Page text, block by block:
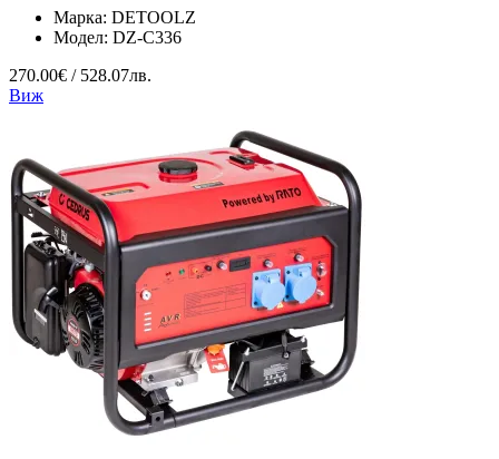
Марка: DETOOLZ
Модел: DZ-C336
270.00€ / 528.07лв.
Виж